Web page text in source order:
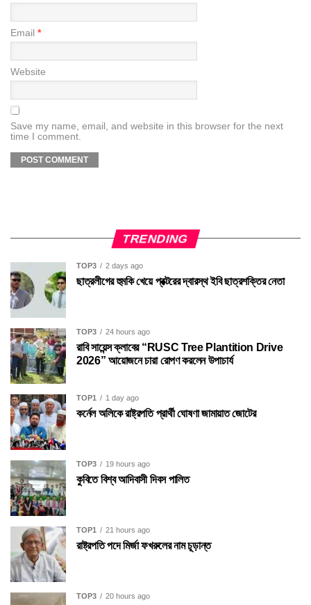
Email *
Website
Save my name, email, and website in this browser for the next
time I comment.
TRENDING
TOP3 2 days ago
ছাত্রলীগের হুমকি খেয়ে প্রক্টরের দ্বারস্থ ইবি ছাত্রশক্তির নেতা
TOP3 24 hours ago
রাবি সায়েন্স ক্লাবের “RUSC Tree Plantition Drive
2026” আয়োজনে চারা রোপণ করলেন উপাচার্য
TOP1 1 day ago
কর্নেল অলিকে রাষ্ট্রপতি প্রার্থী ঘোষণা জামায়াত জোটের
TOP3 19 hours ago
কুবিতে বিশ্ব আদিবাসী দিবস পালিত
TOP1 21 hours ago
রাষ্ট্রপতি পদে মির্জা ফখরুলের নাম চূড়ান্ত
TOP3 20 hours ago